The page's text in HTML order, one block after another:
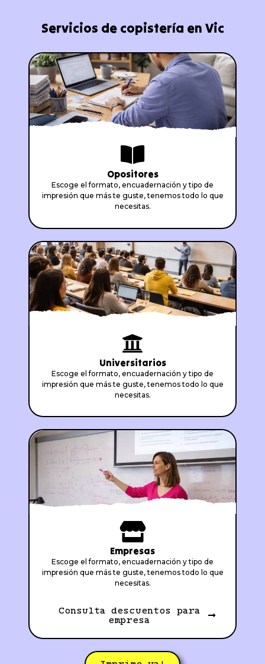
Servicios de copistería en Vic
Opositores
Escoge el formato, encuadernación y tipo de
impresión que más te guste, tenemos todo lo que
necesitas.
Universitarios
Escoge el formato, encuadernación y tipo de
impresión que más te guste, tenemos todo lo que
necesitas.
Empresas
Escoge el formato, encuadernación y tipo de
impresión que más te guste, tenemos todo lo que
necesitas.
Consulta descuentos para
empresa